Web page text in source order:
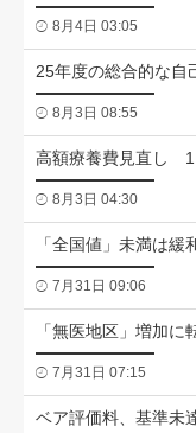
8月4日 03:05
25年度の総合的な
8月3日 08:55
高額療養費見直し 1
8月3日 04:30
「全国値」未満は
7月31日 09:06
「無医地区」増加
7月31日 07:15
ベア評価料、基準未